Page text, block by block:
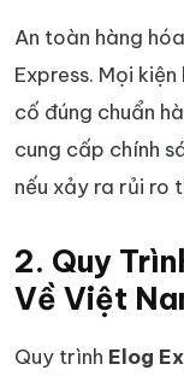
An toàn hàng
Express. Mọi
cố đúng chuẩn
cung cấp chính
nếu xảy ra rủi ro
2. Quy
Về Việt
Quy trình Elog